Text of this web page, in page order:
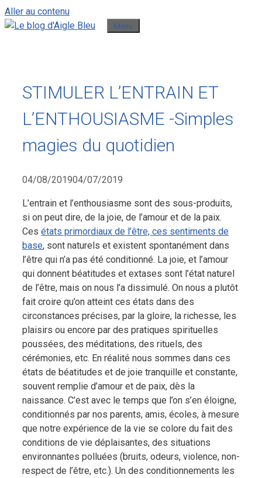
Aller au contenu
Menu
STIMULER L’ENTRAIN ET
L’ENTHOUSIASME -Simples
magies du quotidien
04/08/201904/07/2019
L’entrain et l’enthousiasme sont des sous-produits,
si on peut dire, de la joie, de l’amour et de la paix.
Ces états primordiaux de l’être, ces sentiments de
base, sont naturels et existent spontanément dans
l’être qui n’a pas été conditionné. La joie, et l’amour
qui donnent béatitudes et extases sont l’état naturel
de l’être, mais on nous l’a dissimulé. On nous a plutôt
fait croire qu’on atteint ces états dans des
circonstances précises, par la gloire, la richesse, les
plaisirs ou encore par des pratiques spirituelles
poussées, des méditations, des rituels, des
cérémonies, etc. En réalité nous sommes dans ces
états de béatitudes et de joie tranquille et constante,
souvent remplie d’amour et de paix, dès la
naissance. C’est avec le temps que l’on s’en éloigne,
conditionnés par nos parents, amis, écoles, à mesure
que notre expérience de la vie se colore du fait des
conditions de vie déplaisantes, des situations
environnantes polluées (bruits, odeurs, violence, non-
respect de l’être, etc.). Un des conditionnements les